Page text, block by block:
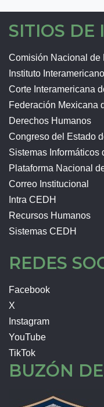
SITIOS DE
Comisión Nacional de
Instituto
Corte Interamericana
Federación Mexicana
Derechos Humanos
Congreso del Estado
Sistemas Informáticos
Plataforma Nacional
Correo Institucional
Intra CEDH
Recursos Humanos
Sistemas CEDH
REDES
Facebook
X
Instagram
YouTube
TikTok
BUZÓN